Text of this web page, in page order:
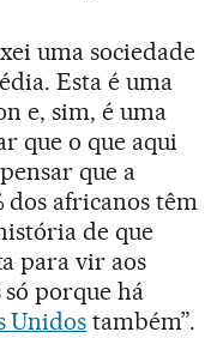
uma sociedade
Esta é uma
e, sim, é uma
que o que aqui
que a
dos africanos têm
de que
para vir aos
só porque há
Unidos também”.